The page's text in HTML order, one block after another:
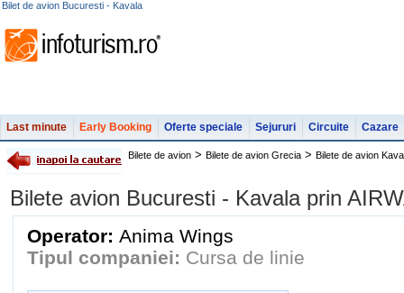
Bilet de avion Bucuresti - Kavala
Last minute Early Booking Oferte speciale Sejururi Circuite Cazare
Bilete de avion > Bilete de avion Grecia > Bilete de avion
Bilete avion Bucuresti - Kavala prin
Operator: Anima Wings
Tipul companiei: Cursa de linie